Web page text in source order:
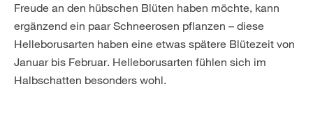
Freude an den hübschen Blüten haben möchte, kann
ergänzend ein paar Schneerosen pflanzen – diese
Helleborusarten haben eine etwas spätere Blütezeit von
Januar bis Februar. Helleborusarten fühlen sich im
Halbschatten besonders wohl.